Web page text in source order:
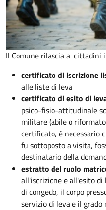
Il Comune rilascia ai
certificato di iscrizione
alle liste di leva
certificato di esito di
psico-fisio-attitudinale
militare (abile o
certificato, è necessario
fu sottoposto a visita,
destinatario della
estratto del ruolo
all'iscrizione e all'esito
di congedo, il corpo
servizio di leva e il grado